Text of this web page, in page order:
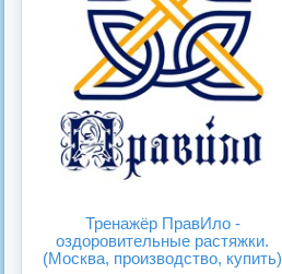
Тренажёр ПравИло -
оздоровительные растяжки.
(Москва, производство, купить)